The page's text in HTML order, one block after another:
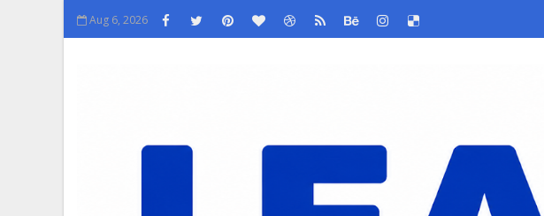
Aug 6, 2026